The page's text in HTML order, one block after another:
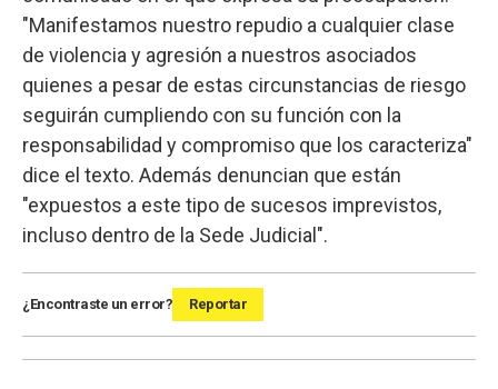
"Manifestamos nuestro repudio a cualquier clase
de violencia y agresión a nuestros asociados
quienes a pesar de estas circunstancias de riesgo
seguirán cumpliendo con su función con la
responsabilidad y compromiso que los caracteriza"
dice el texto. Además denuncian que están
"expuestos a este tipo de sucesos imprevistos,
incluso dentro de la Sede Judicial".
¿Encontraste un error? Reportar